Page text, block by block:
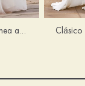
Elegante vestido línea a escote en v barrer tren tul vestido de novia